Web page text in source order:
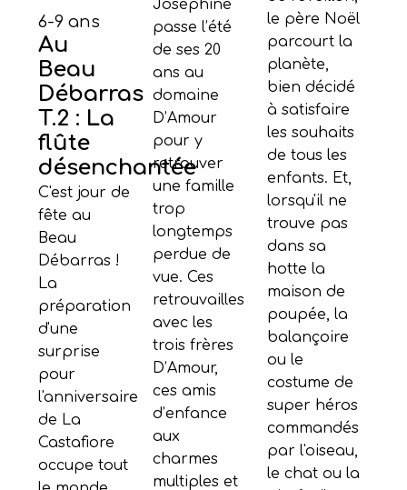
6-9 ans
Au
Beau
Débarras
T.2 : La
flûte
désenchantée
C'est jour de
fête au
Beau
Débarras !
La
préparation
d'une
surprise
pour
l'anniversaire
de La
Castafiore
occupe tout
Joséphine
passe l’été
de ses 20
ans au
domaine
D’Amour
pour y
retrouver
une famille
trop
longtemps
perdue de
vue. Ces
retrouvailles
avec les
trois frères
D’Amour,
ces amis
d’enfance
aux
charmes
multiples et
le père Noël
parcourt la
planète,
bien décidé
à satisfaire
les souhaits
de tous les
enfants. Et,
lorsqu'il ne
trouve pas
dans sa
hotte la
maison de
poupée, la
balançoire
ou le
costume de
super héros
commandés
par l'oiseau,
le chat ou la